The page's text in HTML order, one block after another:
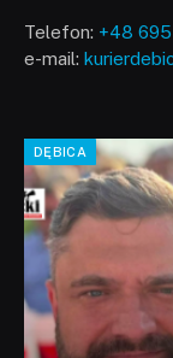
Telefon: +48
e-mail:
DĘBICA